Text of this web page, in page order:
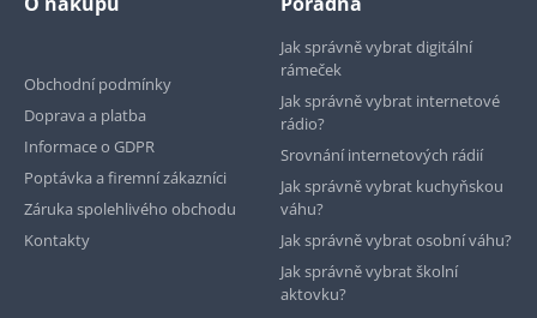
Obchodní podmínky
Doprava a platba
Informace o GDPR
Poptávka a firemní zákazníci
Záruka spolehlivého obchodu
Kontakty
Jak správně vybrat digitální
rámeček
Jak správně vybrat internetové
rádio?
Srovnání internetových rádií
Jak správně vybrat kuchyňskou
váhu?
Jak správně vybrat osobní váhu?
Jak správně vybrat školní
aktovku?